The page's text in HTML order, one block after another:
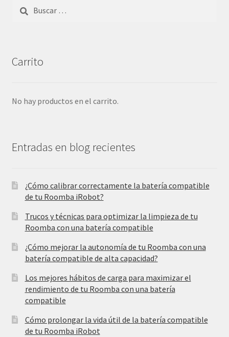
Buscar:
Carrito
No hay productos en el carrito.
Entradas en blog recientes
¿Cómo calibrar correctamente la batería compatible
de tu Roomba iRobot?
Trucos y técnicas para optimizar la limpieza de tu
Roomba con una batería compatible
¿Cómo mejorar la autonomía de tu Roomba con una
batería compatible de alta capacidad?
Los mejores hábitos de carga para maximizar el
rendimiento de tu Roomba con una batería
compatible
Cómo prolongar la vida útil de la batería compatible
de tu Roomba iRobot